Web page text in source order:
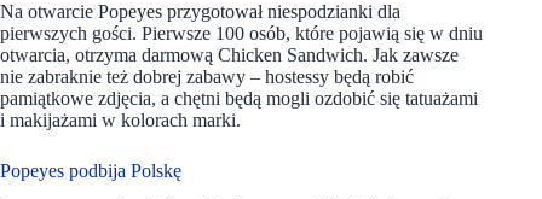
Na otwarcie Popeyes przygotował niespodzianki dla
pierwszych gości. Pierwsze 100 osób, które pojawią się w dniu
otwarcia, otrzyma darmową Chicken Sandwich. Jak zawsze
nie zabraknie też dobrej zabawy – hostessy będą robić
pamiątkowe zdjęcia, a chętni będą mogli ozdobić się tatuażami
i makijażami w kolorach marki.
Popeyes podbija Polskę